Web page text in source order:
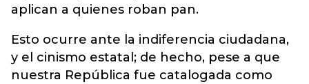
aplican a quienes roban pan.
Esto ocurre ante la indiferencia ciudadana,
y el cinismo estatal; de hecho, pese a que
nuestra República fue catalogada como